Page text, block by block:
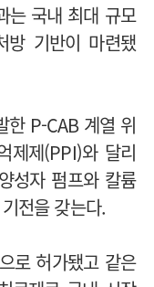
는 국내 최대 규모
방 기반이 마련됐
한 P-CAB 계열 위
제제(PPI)와 달리
성자 펌프와 칼륨
전을 갖는다.
로 허가됐고 같은